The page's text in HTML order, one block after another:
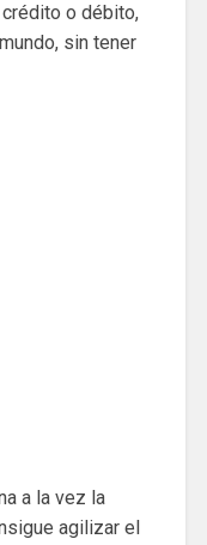
o débito,
sin tener
a la vez la
agilizar el